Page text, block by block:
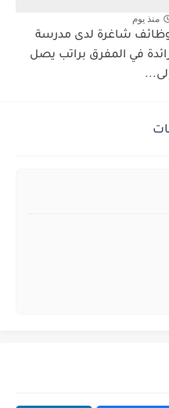
منذ يوم
شاغرة لدى مدرسة
في المفرق براتب يصل